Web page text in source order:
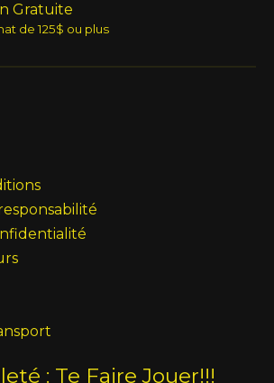
Gratuite
de 125$ ou plus
: Te Faire Jouer!!!